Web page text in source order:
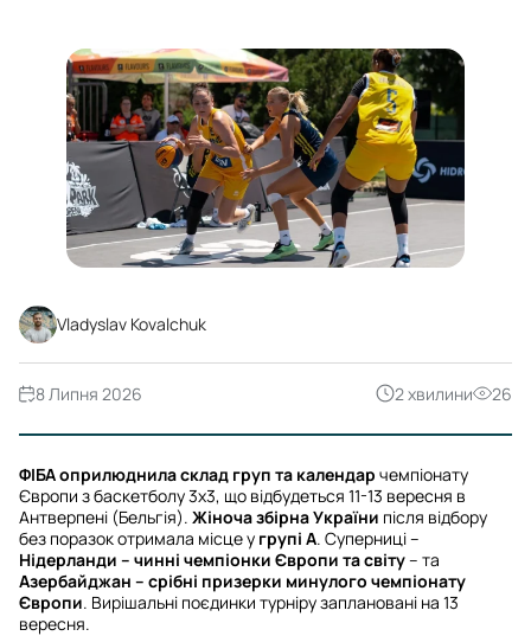
Vladyslav Kovalchuk
2 хвилини 26
8 Липня 2026
ФІБА оприлюднила склад груп та календар чемпіонату
Європи з баскетболу 3х3, що відбудеться 11-13 вересня в
Антверпені (Бельгія). Жіноча збірна України після відбору
без поразок отримала місце у групі А. Суперниці –
Нідерланди – чинні чемпіонки Європи та світу– та
Азербайджан – срібні призерки минулого чемпіонату
Європи. Вирішальні поєдинки турніру заплановані на 13
вересня.